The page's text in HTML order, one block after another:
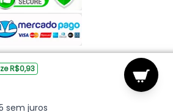
R$0,93
sem juros
Todos os direitos reservados.